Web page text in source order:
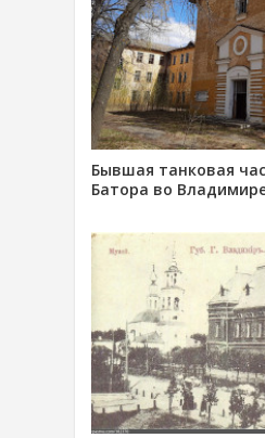
Бывшая танковая
Батора во